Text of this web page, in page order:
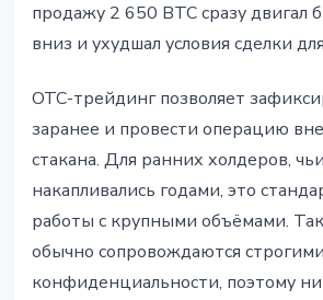
продажу 2 650 BTC сразу двигал
вниз и ухудшал условия сделки
OTC-трейдинг позволяет
заранее и провести операцию
стакана. Для ранних холдеров,
накапливались годами, это
работы с крупными объёмами.
обычно сопровождаются
конфиденциальности, поэтому